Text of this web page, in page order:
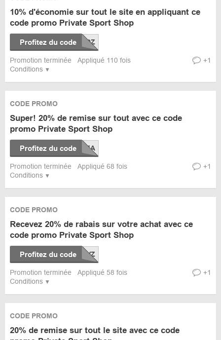
Conditions
10% d'économie sur tout le site en appliquant ce
code promo Private Sport Shop
Profitez du code
Promotion terminée Appliqué 110 fois +1
Conditions
CODE PROMO
Super! 20% de remise sur tout avec ce code
promo Private Sport Shop
Profitez du code
Promotion terminée Appliqué 68 fois +1
Conditions
CODE PROMO
Recevez 20% de rabais sur votre achat avec ce
code promo Private Sport Shop
Profitez du code
Promotion terminée Appliqué 58 fois +1
CODE PROMO
20% de remise sur tout le site avec ce code